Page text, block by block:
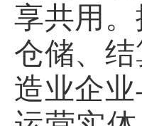
享共用
仓储、
造业企